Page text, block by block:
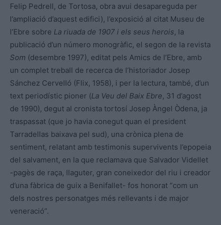
Felip Pedrell, de Tortosa, obra avui desapareguda per
l’ampliació d’aquest edifici), l’exposició al citat Museu de
l’Ebre sobre La riuada de 1907 i els seus herois, la
publicació d’un número monogràfic, el segon de la revista
Som (desembre 1997), editat pels Amics de l’Ebre, amb
un complet treball de recerca de l’historiador Josep
Sánchez Cervelló (Flix, 1958), i per la lectura, també, d’un
text periodístic pioner (La Veu del Baix Ebre, 31 d’agost
de 1990), degut al cronista tortosí Josep Àngel Òdena, ja
traspassat (que jo havia conegut quan el president
Tarradellas baixava pel sud), una crònica plena de
sentiment, relatant amb testimonis supervivents l’epopeia
del salvament, en la que reclamava que Salvador Videllet
-pagès de raça, llaguter, gran coneixedor del riu i creador
d’una fàbrica de guix a Benifallet- fos honorat “com un
dels nostres personatges més rellevants i de major
veneració”.